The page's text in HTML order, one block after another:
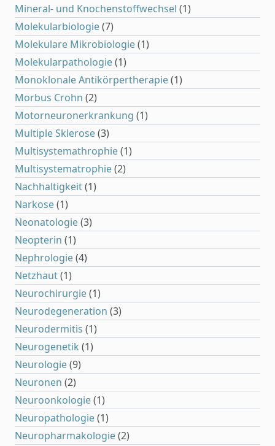
Mineral- und Knochenstoffwechsel (1)
Molekularbiologie(7)
Molekulare Mikrobiologie(1)
Molekularpathologie(1)
Monoklonale Antikörpertherapie(1)
Morbus Crohn (2)
Motorneuronerkrankung (1)
Multiple Sklerose(3)
Multisystemathrophie(1)
Multisystematrophie(2)
Nachhaltigkeit(1)
Narkose(1)
Neonatologie(3)
Neopterin (1)
Nephrologie(4)
Netzhaut(1)
Neurochirurgie(1)
Neurodegeneration (3)
Neurodermitis (1)
Neurogenetik (1)
Neurologie(9)
Neuronen (2)
Neuroonkologie(1)
Neuropathologie(1)
Neuropharmakologie(2)